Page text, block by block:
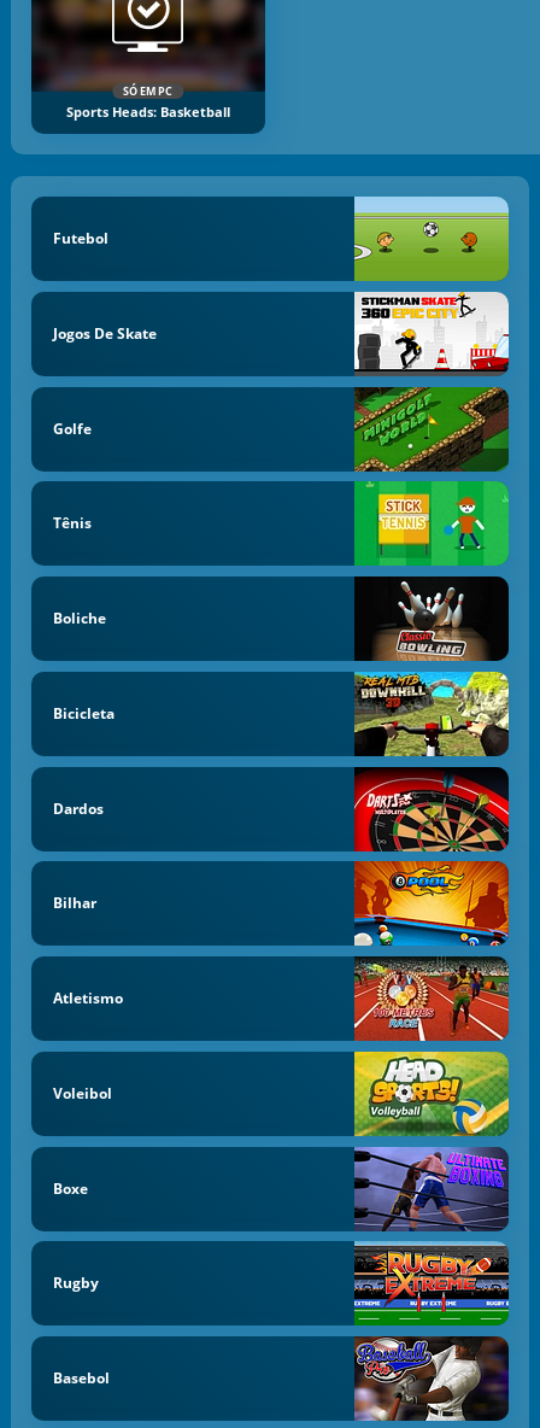
SÓ EM PC
Sports Heads: Basketball
Futebol
Jogos De Skate
Golfe
Tênis
Boliche
Bicicleta
Dardos
Bilhar
Atletismo
Voleibol
Boxe
Rugby
Basebol